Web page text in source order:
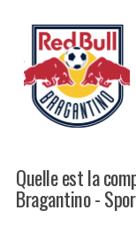
Quelle est la
Bragantino -